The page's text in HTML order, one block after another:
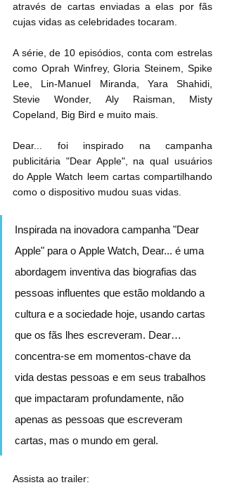
através de cartas enviadas a elas por fãs
cujas vidas as celebridades tocaram.
A série, de 10 episódios, conta com estrelas
como Oprah Winfrey, Gloria Steinem, Spike
Lee, Lin-Manuel Miranda, Yara Shahidi,
Stevie Wonder, Aly Raisman, Misty
Copeland, Big Bird e muito mais.
Dear... foi inspirado na campanha
publicitária "Dear Apple", na qual usuários
do Apple Watch leem cartas compartilhando
como o dispositivo mudou suas vidas.
Inspirada na inovadora campanha "Dear
Apple" para o ‌Apple Watch‌, Dear... é uma
abordagem inventiva das biografias das
pessoas influentes que estão moldando a
cultura e a sociedade hoje, usando cartas
que os fãs lhes escreveram. Dear…
concentra-se em momentos-chave da
vida destas pessoas e em seus trabalhos
que impactaram profundamente, não
apenas as pessoas que escreveram
cartas, mas o mundo em geral.
Assista ao trailer: